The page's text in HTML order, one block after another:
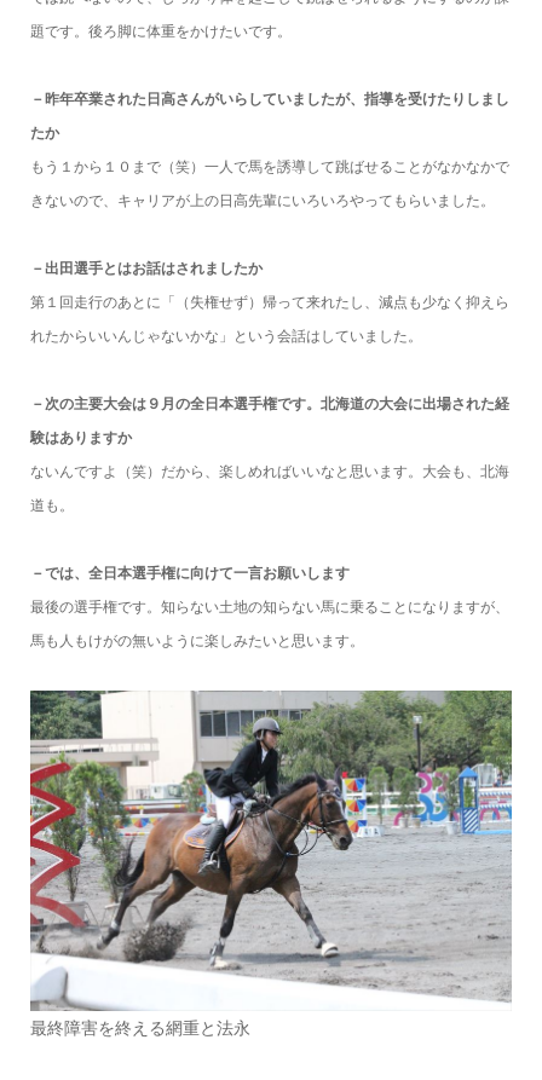
題です。後ろ脚に体重をかけたいです。
－昨年卒業された日高さんがいらしていましたが、指導を受けたりしまし
たか
もう１から１０まで（笑）一人で馬を誘導して跳ばせることがなかなかで
きないので、キャリアが上の日高先輩にいろいろやってもらいました。
－出田選手とはお話はされましたか
第１回走行のあとに「（失権せず）帰って来れたし、減点も少なく抑えら
れたからいいんじゃないかな」という会話はしていました。
－次の主要大会は９月の全日本選手権です。北海道の大会に出場された経
験はありますか
ないんですよ（笑）だから、楽しめればいいなと思います。大会も、北海
道も。
－では、全日本選手権に向けて一言お願いします
最後の選手権です。知らない土地の知らない馬に乗ることになりますが、
馬も人もけがの無いように楽しみたいと思います。
最終障害を終える網重と法永